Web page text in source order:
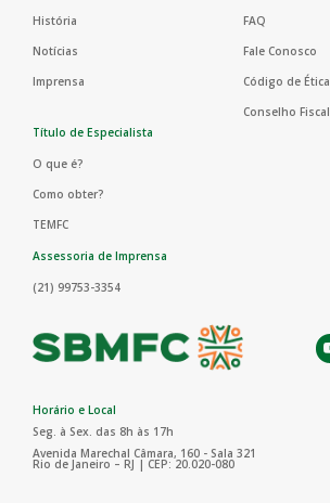
História
Notícias
Imprensa
FAQ
Fale Conosco
Código de Ética
Conselho Fiscal
Título de Especialista
O que é?
Como obter?
TEMFC
Assessoria de Imprensa
(21) 99753-3354
Horário e Local
Seg. à Sex. das 8h às 17h
Avenida Marechal Câmara, 160 - Sala 321
Rio de Janeiro – RJ | CEP: 20.020-080